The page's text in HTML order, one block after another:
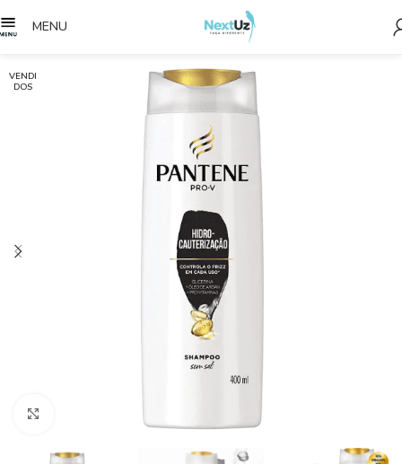
MENU
VENDI
DOS